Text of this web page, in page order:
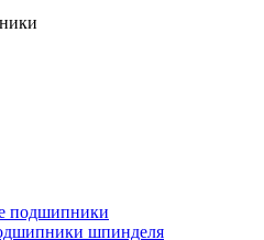
подшипники
шпинделя